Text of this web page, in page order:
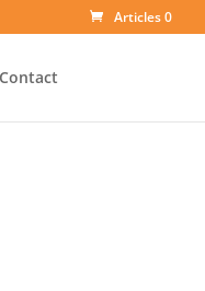
Articles 0
Contact